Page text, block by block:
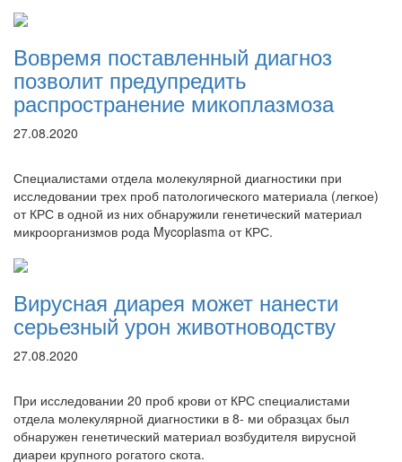
Вовремя поставленный диагноз
позволит предупредить
распространение микоплазмоза
27.08.2020
Специалистами отдела молекулярной диагностики при
исследовании трех проб патологического материала (легкое)
от КРС в одной из них обнаружили генетический материал
микроорганизмов рода Mycoplasma от КРС.
Вирусная диарея может нанести
серьезный урон животноводству
27.08.2020
При исследовании 20 проб крови от КРС специалистами
отдела молекулярной диагностики в 8- ми образцах был
обнаружен генетический материал возбудителя вирусной
диареи крупного рогатого скота.